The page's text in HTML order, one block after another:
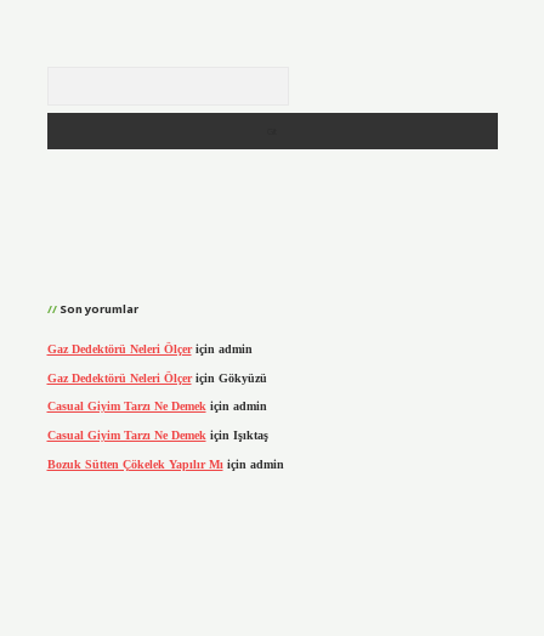
Son yorumlar
Gaz Dedektörü Neleri Ölçeriçin admin
Gaz Dedektörü Neleri Ölçeriçin Gökyüzü
Casual Giyim Tarzı Ne Demekiçin admin
Casual Giyim Tarzı Ne Demek için Işıktaş
Bozuk Sütten Çökelek Yapılır Mı için admin